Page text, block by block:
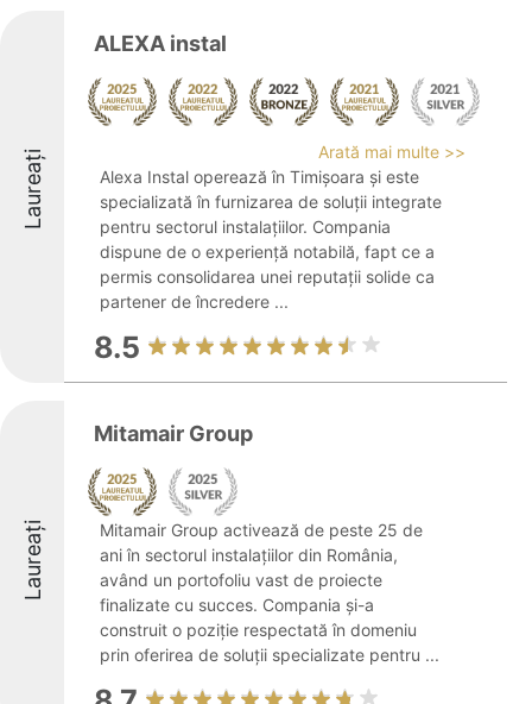
Laureați
ALEXA instal
Arată mai multe >>
Alexa Instal operează în Timișoara și este
specializată în furnizarea de soluții integrate
pentru sectorul instalațiilor. Compania
dispune de o experiență notabilă, fapt ce a
permis consolidarea unei reputații solide ca
partener de încredere ...
8.5
Laureați
Mitamair Group
Mitamair Group activează de peste 25 de
ani în sectorul instalațiilor din România,
având un portofoliu vast de proiecte
finalizate cu succes. Compania și-a
construit o poziție respectată în domeniu
prin oferirea de soluții specializate pentru ...